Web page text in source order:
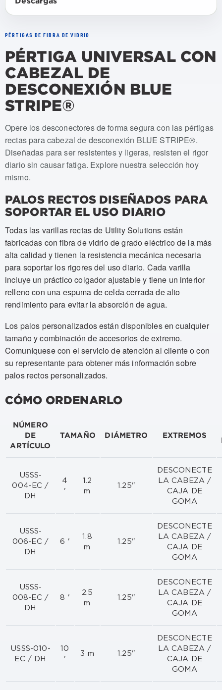
PÉRTIGAS DE FIBRA DE VIDRIO
PÉRTIGA UNIVERSAL CON
CABEZAL DE
DESCONEXIÓN BLUE
STRIPE®
Numeros de articulo: USSS-004-EC/DH, USSS-006-EC/
Opere los desconectores de forma segura con las pértigas
rectas para cabezal de desconexión BLUE STRIPE®.
Diseñadas para ser resistentes y ligeras, resisten el rigor
diario sin causar fatiga. Explore nuestra selección hoy
mismo.
PALOS RECTOS DISEÑADOS PARA
SOPORTAR EL USO DIARIO
Todas las varillas rectas de Utility Solutions están
fabricadas con fibra de vidrio de grado eléctrico de la más
alta calidad y tienen la resistencia mecánica necesaria
para soportar los rigores del uso diario. Cada varilla
incluye un práctico colgador ajustable y tiene un interior
relleno con una espuma de celda cerrada de alto
rendimiento para evitar la absorción de agua.
Los palos personalizados están disponibles en cualquier
tamaño y combinación de accesorios de extremo.
Comuníquese con el servicio de atención al cliente o con
su representante para obtener más información sobre
palos rectos personalizados.
CÓMO ORDENARLO
NÚMERO
DE
ARTÍCULO
TAMAÑO DIÁMETRO EXTREMOS
USSS-
004-EC /
DH
4
'
1.2
m
1.25"
DESCONECTE
LA CABEZA /
CAJA DE
GOMA
USSS-
006-EC /
DH
6 '
1.8
m
1.25"
DESCONECTE
LA CABEZA /
CAJA DE
GOMA
USSS-
008-EC /
DH
8 '
2.5
m
1.25"
DESCONECTE
LA CABEZA /
CAJA DE
GOMA
USSS-010-
EC / DH
10
'
3 m 1.25"
DESCONECTE
LA CABEZA /
CAJA DE
GOMA